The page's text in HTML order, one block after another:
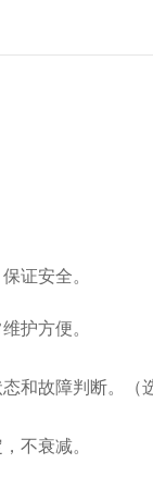
证安全。
护方便。
和故障判断。（
不衰减。